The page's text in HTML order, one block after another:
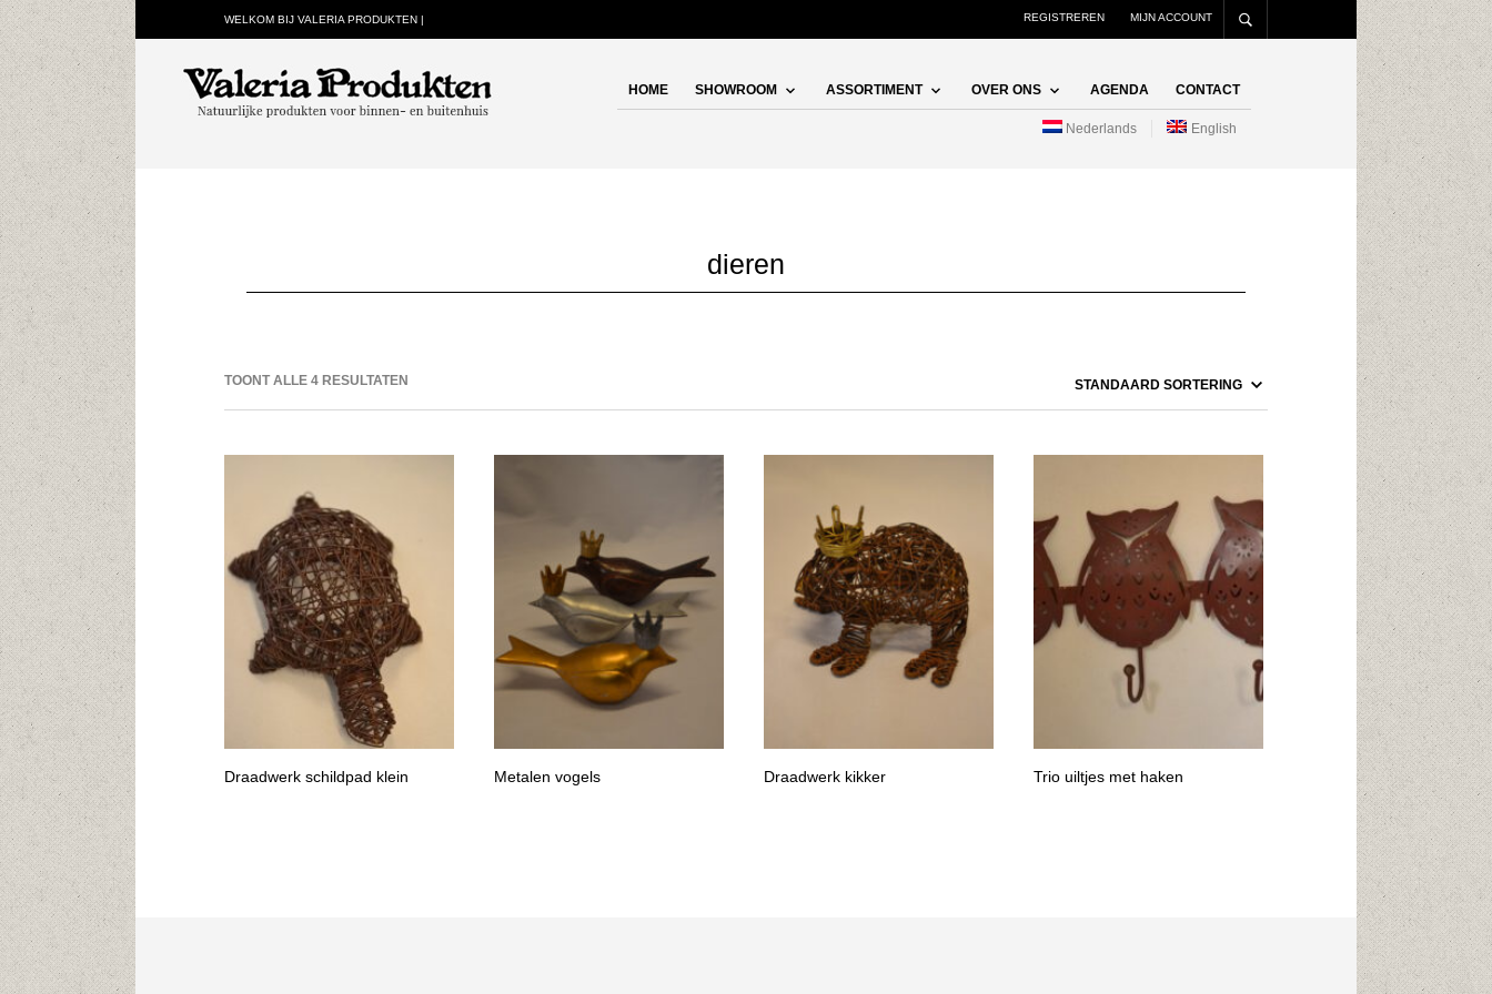
WELKOM BIJ VALERIA PRODUKTEN | REGISTREREN MIJN ACCOUNT
HOME SHOWROOM ASSORTIMENT OVER ONS AGENDA CONTACT
Nederlands English
dieren
TOONT ALLE 4 RESULTATEN
Draadwerk schildpad klein Metalen vogels Draadwerk kikker Trio uiltjes met haken